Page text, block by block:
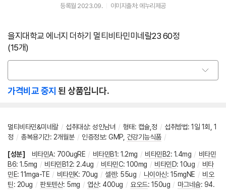
등록월 2023.09. 이미지출처: 에누리제공
을지대학교 에너지 더하기 멀티비타민미네랄23 60정
(15개)
션
선
가격비교 중지 된 상품입니다.
멀티비타민&미네랄 / 섭취대상: 성인남녀 / 형태: 캡슐,정 / 섭취방법: 1일 1회, 1
정 / 총복용기간: 2개월분 / 인증정보: GMP, 건강기능식품 /
[성분] 비타민A: 700ugRE / 비타민B1: 1.2mg / 비타민B2: 1.4mg / 비타민
B6: 1.5mg / 비타민B12: 2.4ug / 비타민C: 100mg / 비타민D: 10ug / 비타
민E: 11mga-TE / 비타민K: 70ug / 셀렌: 55ug / 나이아신: 15mgNE / 비오
틴: 20ug / 판토텐산: 5mg / 엽산: 400ug / 요오드: 150ug / 마그네슘: 94.